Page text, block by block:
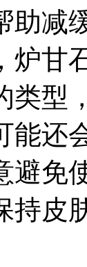
助减
炉甘
类型
能还
避免
持皮